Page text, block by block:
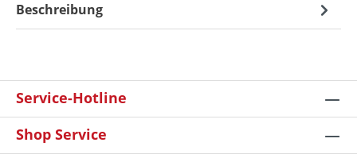
Beschreibung
Service-Hotline
Shop Service